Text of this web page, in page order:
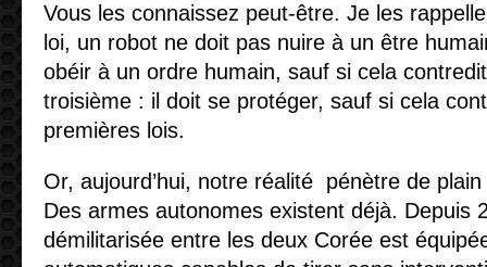
Vous les connaissez peut-être. Je les
loi, un robot ne doit pas nuire à un être
obéir à un ordre humain, sauf si cela
troisième : il doit se protéger, sauf si cela
premières lois.
Or, aujourd’hui, notre réalité pénètre de
Des armes autonomes existent déjà. Depuis
démilitarisée entre les deux Corée est